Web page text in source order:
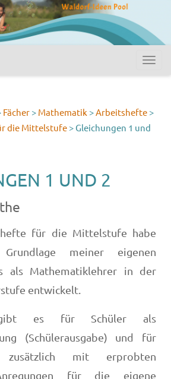
Fächer > Mathematik >Arbeitshefte >
die Mittelstufe > Gleichungen 1 und
1 UND 2
für die Mittelstufe habe
meiner eigenen
als Mathematiklehrer in der
entwickelt.
es für Schüler als
(Schülerausgabe) und für
mit erprobten
für die eigene